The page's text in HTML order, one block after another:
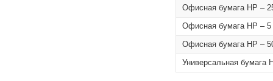
Офисная бумага HP –
Офисная бумага HP – 5
Офисная бумага HP –
Универсальная бумага